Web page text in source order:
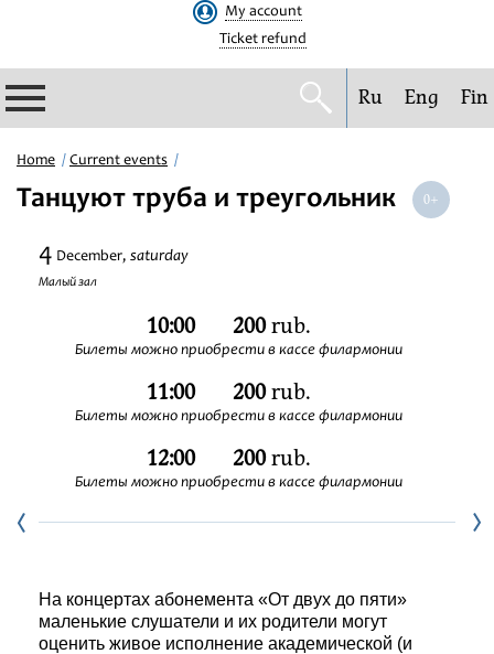
My account
Ticket refund
Philharmonic
Current events
Festivals
Ru Eng Fin
Home Current events
Танцуют труба и треугольник
4 December, saturday
Малый зал
10:00 200rub.
Билеты можно приобрести в кассе филармонии
11:00 200rub.
Билеты можно приобрести в кассе филармонии
12:00 200rub.
Билеты можно приобрести в кассе филармонии
На концертах абонемента «От двух до пяти»
маленькие слушатели и их родители могут
оценить живое исполнение академической (и